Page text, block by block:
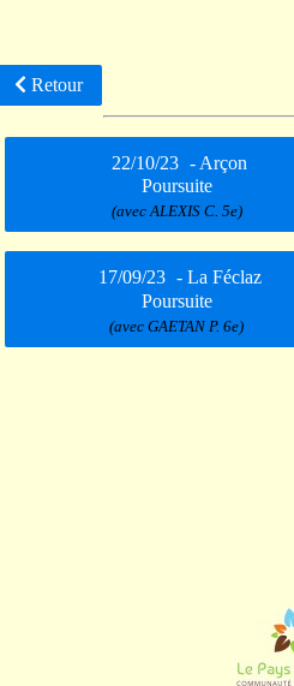
Retour
22/10/23 - Arçon
Poursuite
(avec ALEXIS C. 5e)
17/09/23 - La Féclaz
Poursuite
(avec GAETAN P. 6e)